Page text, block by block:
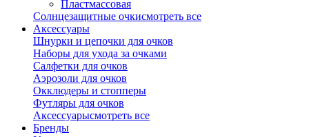
Пластмассовая
Солнцезащитные очкисмотреть все
Аксессуары
Шнурки и цепочки для очков
Наборы для ухода за очками
Салфетки для очков
Аэрозоли для очков
Окклюдеры и стопперы
Футляры для очков
Аксессуарысмотреть все
Бренды